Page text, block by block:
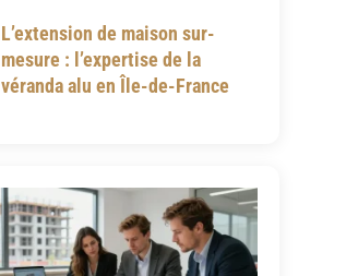
L’extension de maison sur-
mesure : l’expertise de la
véranda alu en Île-de-France